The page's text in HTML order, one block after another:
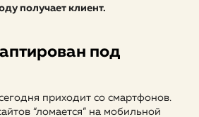
получает клиент.
под
приходит со смартфонов.
“ломается” на мобильной